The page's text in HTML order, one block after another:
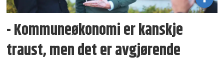
- Kommuneøkonomi er kanskje
traust, men det er avgjørende